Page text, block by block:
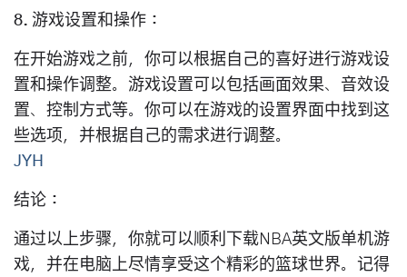
8. 游戏设置和操作：
在开始游戏之前，你可以根据自己的喜好进行游戏设
置和操作调整。游戏设置可以包括画面效果、音效设
置、控制方式等。你可以在游戏的设置界面中找到这
些选项，并根据自己的需求进行调整。
JYH
结论：
通过以上步骤，你就可以顺利下载NBA英文版单机游
戏，并在电脑上尽情享受这个精彩的篮球世界。记得